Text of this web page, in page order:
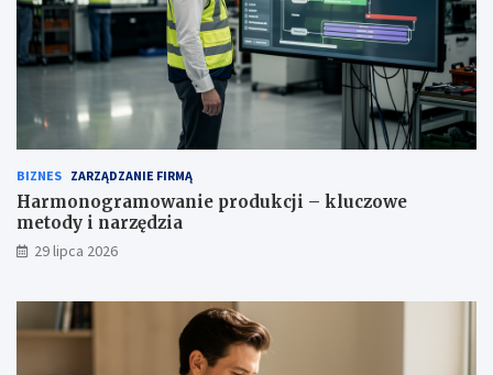
BIZNES ZARZĄDZANIE FIRMĄ
Harmonogramowanie produkcji – kluczowe
metody i narzędzia
29 lipca 2026